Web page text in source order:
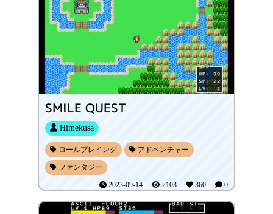
SMILE QUEST
Himekusa
ロールプレイング アドベンチャー
ファンタジー
2023-09-14 2103 360 0